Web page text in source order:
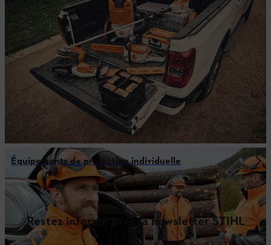
Équipements de protection individuelle
Restez informé avec la newsletter STIHL